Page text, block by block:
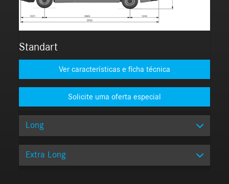
Standart
Ver características e ficha técnica
Long
Extra Long